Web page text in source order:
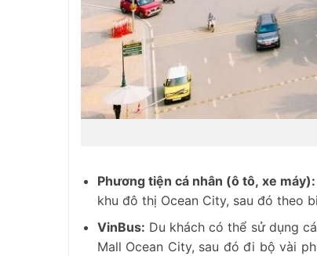
Phương tiện cá nhân (ô tô, xe máy):
khu đô thị Ocean City, sau đó theo
VinBus: Du khách có thể sử dụng
Mall Ocean City, sau đó đi bộ vài